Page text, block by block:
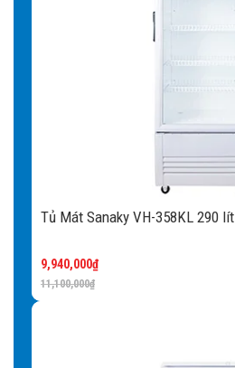
Tủ Mát Sanaky VH-358KL 290 lít
11,100,000₫
9,940,000₫